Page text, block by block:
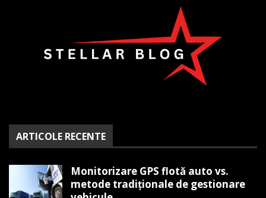
ARTICOLE RECENTE
Monitorizare GPS flotă auto vs.
metode tradiționale de gestionare